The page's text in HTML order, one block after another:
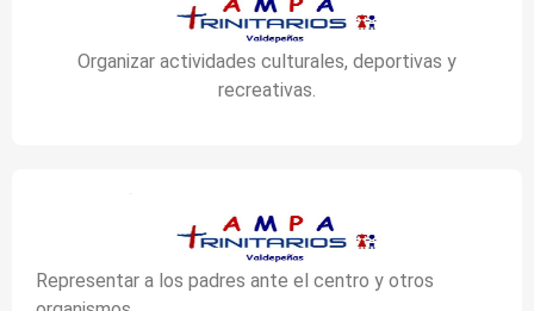
Organizar actividades culturales, deportivas y
recreativas.
Representar a los padres ante el centro y otros